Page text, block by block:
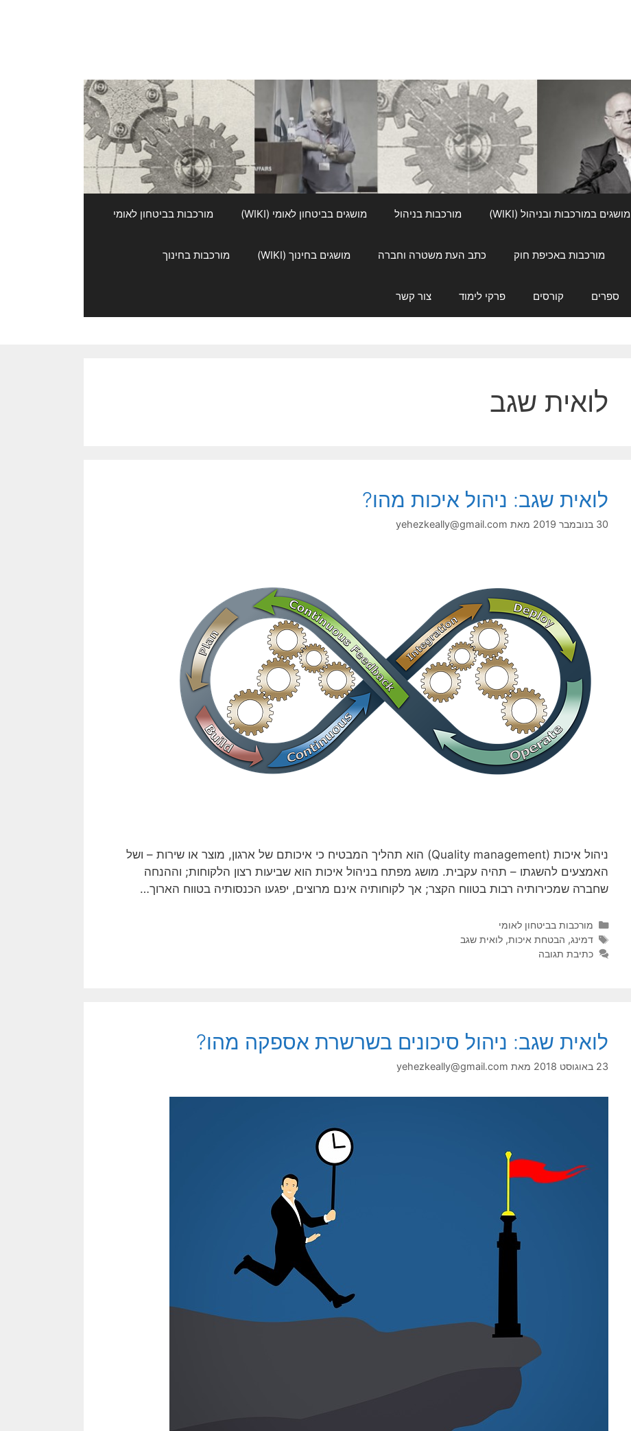
מושגים במורכבות ובניהול (WIKI) מורכבות בניהול מושגים בביטחון לאומי (WIKI) מורכבות בביטחון לאומי
מורכבות באכיפת חוק כתב העת משטרה וחברה מושגים בחינוך (WIKI) מורכבות בחינוך
ספרים קורסים פרקי לימוד צור קשר
לואית שגב
לואית שגב: ניהול איכות מהו?
30 בנובמבר 2019 מאת yehezkeally@gmail.com
ניהול איכות (Quality management) הוא תהליך המבטיח כי איכותם של ארגון, מוצר או שירות – ושל
האמצעים להשגתו – תהיה עקבית. מושג מפתח בניהול איכות הוא שביעות רצון הלקוחות; וההנחה
שחברה שמכירותיה רבות בטווח הקצר; אך לקוחותיה אינם מרוצים, יפגעו הכנסותיה בטווח הארוך…
קטגוריות
מורכבות בביטחון לאומי
תגיות
דמינג, הבטחת איכות, לואית שגב
כתיבת תגובה
לואית שגב: ניהול סיכונים בשרשרת אספקה מהו?
23 באוגוסט 2018 מאת yehezkeally@gmail.com